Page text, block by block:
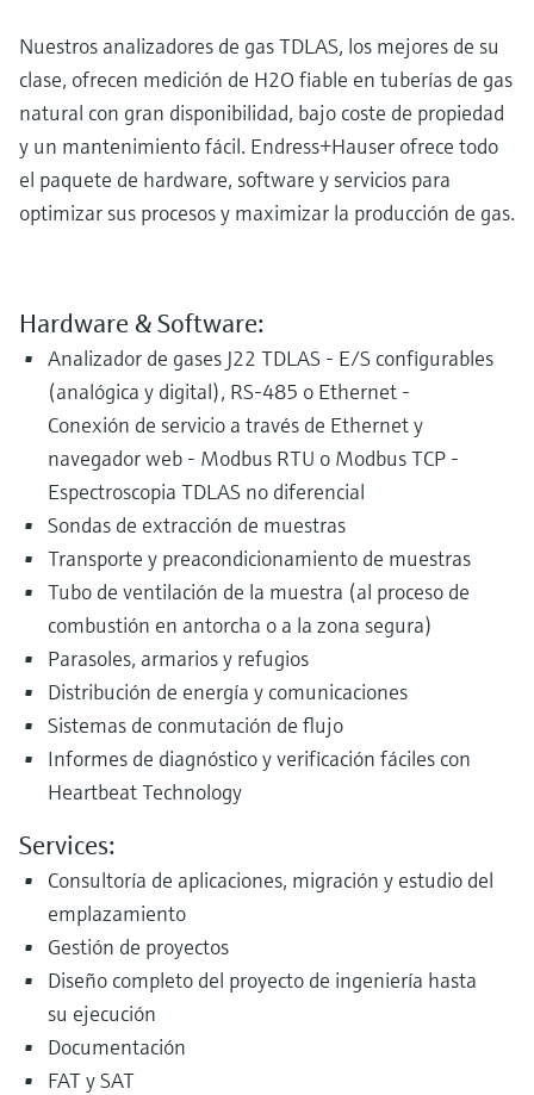
Visor de dispositivos
Encuentre información y documentación
específicas sobre los productos.
Buscador de repuestos
Encuentre repuestos por raíz del producto,
código de pedido o número de serie
Medición de nivel por barrera de
microondas
Level measurement with pressure
Medición mediante transmisión de
microondas
Memosens technology
Ver todos
para una toma de decisiones más
sólida y fundamentada
Nuestros analizadores de gas TDLAS, los mejores de su
clase, ofrecen medición de H2O fiable en tuberías de gas
natural con gran disponibilidad, bajo coste de propiedad
y un mantenimiento fácil. Endress+Hauser ofrece todo
el paquete de hardware, software y servicios para
optimizar sus procesos y maximizar la producción de gas.
Hardware & Software:
Analizador de gases J22 TDLAS - E/S configurables
(analógica y digital), RS-485 o Ethernet -
Conexión de servicio a través de Ethernet y
navegador web - Modbus RTU o Modbus TCP -
Espectroscopia TDLAS no diferencial
Sondas de extracción de muestras
Transporte y preacondicionamiento de muestras
Tubo de ventilación de la muestra (al proceso de
combustión en antorcha o a la zona segura)
Parasoles, armarios y refugios
Distribución de energía y comunicaciones
Sistemas de conmutación de flujo
Informes de diagnóstico y verificación fáciles con
Heartbeat Technology
Services:
Consultoría de aplicaciones, migración y estudio del
emplazamiento
Gestión de proyectos
Diseño completo del proyecto de ingeniería hasta
su ejecución
Documentación
FAT y SAT